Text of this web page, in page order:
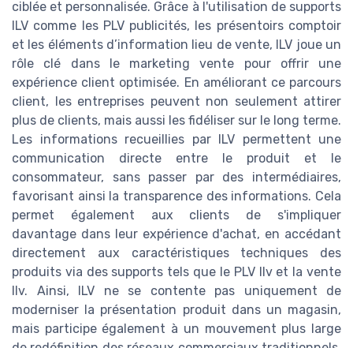
ciblée et personnalisée. Grâce à l'utilisation de supports
ILV comme les PLV publicités, les présentoirs comptoir
et les éléments d’information lieu de vente, ILV joue un
rôle clé dans le marketing vente pour offrir une
expérience client optimisée. En améliorant ce parcours
client, les entreprises peuvent non seulement attirer
plus de clients, mais aussi les fidéliser sur le long terme.
Les informations recueillies par ILV permettent une
communication directe entre le produit et le
consommateur, sans passer par des intermédiaires,
favorisant ainsi la transparence des informations. Cela
permet également aux clients de s'impliquer
davantage dans leur expérience d'achat, en accédant
directement aux caractéristiques techniques des
produits via des supports tels que le PLV Ilv et la vente
Ilv. Ainsi, ILV ne se contente pas uniquement de
moderniser la présentation produit dans un magasin,
mais participe également à un mouvement plus large